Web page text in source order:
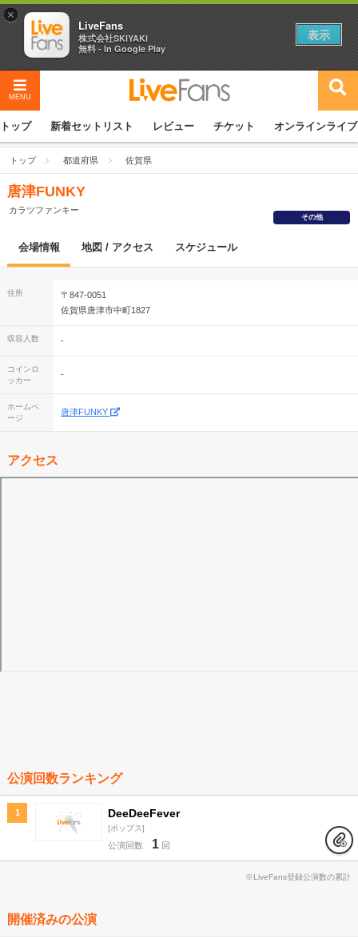
MENU
トップ 新着セットリスト レビュー チケット オンラインライブ
トップ 都道府県 佐賀県
唐津FUNKY
カラツファンキー
その他
会場情報 地図 / アクセス スケジュール
住所
〒847-0051
佐賀県唐津市中町1827
収容人数 -
コインロ
ッカー
-
ホームペ
ージ
唐津FUNKY
アクセス
公演回数ランキング
1 DeeDeeFever
ポップス
公演回数 1 回
※LiveFans登録公演数の累計
開催済みの公演
×
LiveFans
株式会社SKIYAKI
無料 - In Google Play
表示